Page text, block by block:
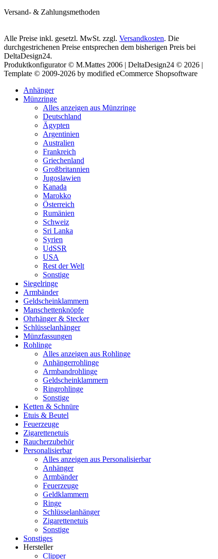
Versand- & Zahlungsmethoden
Alle Preise inkl. gesetzl. MwSt. zzgl. Versandkosten. Die
durchgestrichenen Preise entsprechen dem bisherigen Preis bei
DeltaDesign24.
Produktkonfigurator © M.Mattes 2006 | DeltaDesign24 © 2026 |
Template © 2009-2026 by modified eCommerce Shopsoftware
Anhänger
Münzringe
Alles anzeigen aus Münzringe
Deutschland
Ägypten
Argentinien
Australien
Frankreich
Griechenland
Großbritannien
Jugoslawien
Kanada
Marokko
Österreich
Rumänien
Schweiz
Sri Lanka
Syrien
UdSSR
USA
Rest der Welt
Sonstige
Siegelringe
Armbänder
Geldscheinklammern
Manschettenknöpfe
Ohrhänger & Stecker
Schlüsselanhänger
Münzfassungen
Rohlinge
Alles anzeigen aus Rohlinge
Anhängerrohlinge
Armbandrohlinge
Geldscheinklammern
Ringrohlinge
Sonstige
Ketten & Schnüre
Etuis & Beutel
Feuerzeuge
Zigarettenetuis
Raucherzubehör
Personalisierbar
Alles anzeigen aus Personalisierbar
Anhänger
Armbänder
Feuerzeuge
Geldklammern
Ringe
Schlüsselanhänger
Zigarettenetuis
Sonstige
Sonstiges
Hersteller
Clipper